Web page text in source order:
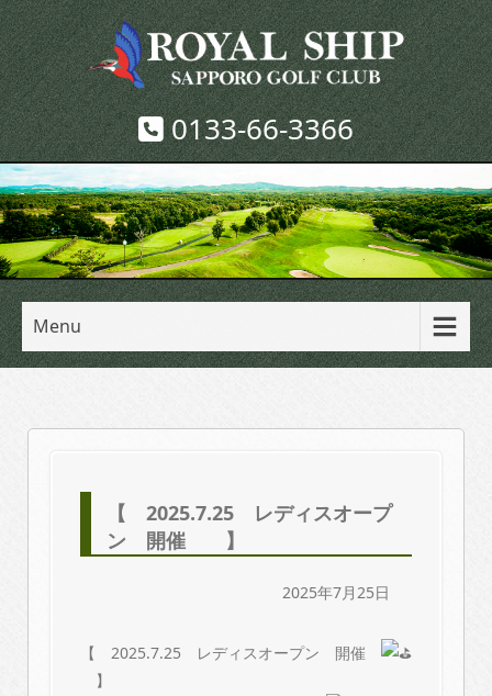
0133-66-3366
Menu
【 2025.7.25 レディスオープ
ン 開催 】
2025年7月25日
【 2025.7.25 レディスオープン 開催
】